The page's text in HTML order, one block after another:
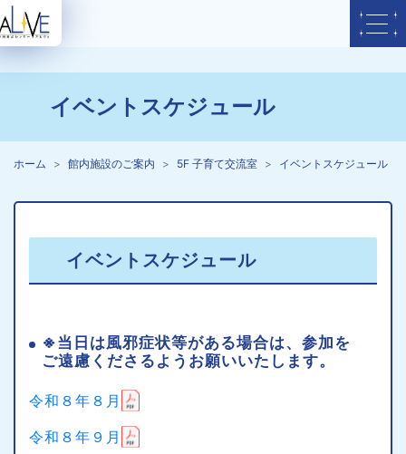
イベントスケジュール
ホーム 館内施設のご案内 5F 子育て交流室 イベントスケジュール
イベントスケジュール
※当日は風邪症状等がある場合は、参加を
ご遠慮くださるようお願いいたします。
令和８年８月
令和８年９月